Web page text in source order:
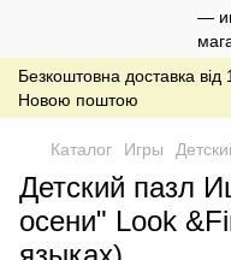
Безкоштовна доставка
Новою поштою
Каталог Игры
Детский пазл
осени" Look